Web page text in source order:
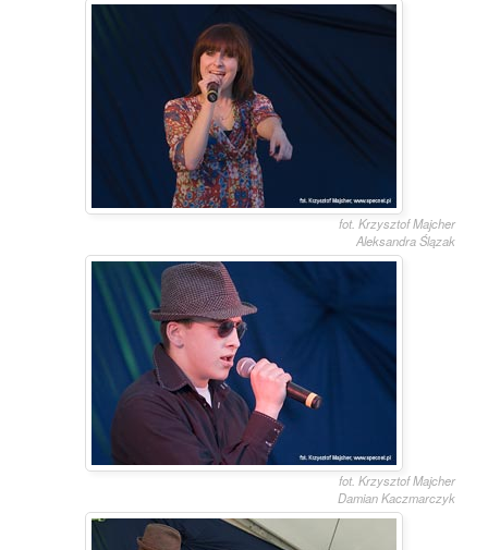
fot. Krzysztof Majcher
Aleksandra Ślązak
fot. Krzysztof Majcher
Damian Kaczmarczyk